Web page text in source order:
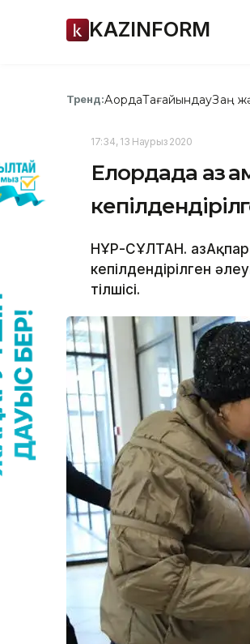
KAZINFORM
Тренд:АқордаТағайындауЗаң
17:34, 13 Наурыз 2020
Елордада аз
НҰР-СҰЛТАН.
кепілдендірілген
тілшісі.